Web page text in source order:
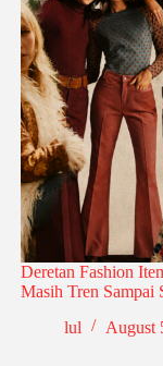
Deretan Fashion
Masih Tren Sampai
lul
August